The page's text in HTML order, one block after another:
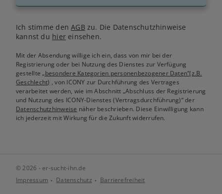
Ich stimme denAGB zu. Die Datenschutzhinweise
kannst du hiereinsehen.
Mit der Absendung willige ich ein, dass von mir bei der
Registrierung oder bei Nutzung des Dienstes zur Verfügung
gestellte„besondere Kategorien personenbezogener Daten“(z.B.
Geschlecht) , von ICONY zur Durchführung des Vertrages
verarbeitet werden, wie im Abschnitt „Abschluss der Registrierung
und Nutzung des ICONY-Dienstes (Vertragsdurchführung)“ der
Datenschutzhinweise näher beschrieben. Diese Einwilligung kann
ich jederzeit mit Wirkung für die Zukunft widerrufen.
© 2026 - er-sucht-ihn.de
Impressum
Datenschutz Barrierefreiheit